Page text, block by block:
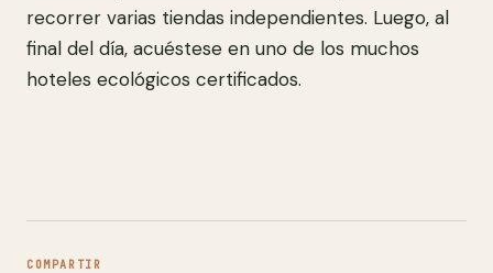
recorrer varias tiendas independientes. Luego, al
final del día, acuéstese en uno de los muchos
hoteles ecológicos certificados.
COMPARTIR